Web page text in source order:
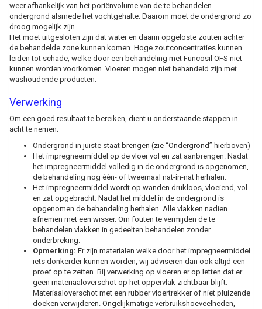
weer afhankelijk van het poriënvolume van de te behandelen
ondergrond alsmede het vochtgehalte. Daarom moet de ondergrond zo
droog mogelijk zijn.
Het moet uitgesloten zijn dat water en daarin opgeloste zouten achter
de behandelde zone kunnen komen. Hoge zoutconcentraties kunnen
leiden tot schade, welke door een behandeling met Funcosil OFS niet
kunnen worden voorkomen. Vloeren mogen niet behandeld zijn met
washoudende producten.
Verwerking
Om een goed resultaat te bereiken, dient u onderstaande stappen in
acht te nemen;
Ondergrond in juiste staat brengen (zie “Ondergrond” hierboven)
Het impregneermiddel op de vloer vol en zat aanbrengen. Nadat
het impregneermiddel volledig in de ondergrond is opgenomen,
de behandeling nog één- of tweemaal nat-in-nat herhalen.
Het impregneermiddel wordt op wanden drukloos, vloeiend, vol
en zat opgebracht. Nadat het middel in de ondergrond is
opgenomen de behandeling herhalen. Alle vlakken nadien
afnemen met een wisser. Om fouten te vermijden de te
behandelen vlakken in gedeelten behandelen zonder
onderbreking.
Opmerking: Er zijn materialen welke door het impregneermiddel
iets donkerder kunnen worden, wij adviseren dan ook altijd een
proef op te zetten. Bij verwerking op vloeren er op letten dat er
geen materiaaloverschot op het oppervlak zichtbaar blijft.
Materiaaloverschot met een rubber vloertrekker of niet pluizende
doeken verwijderen. Ongelijkmatige verbruikshoeveelheden,